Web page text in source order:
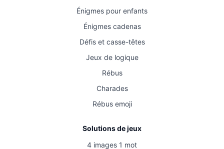
Énigmes pour enfants
Énigmes cadenas
Défis et casse-têtes
Jeux de logique
Rébus
Charades
Rébus emoji
Solutions de jeux
4 images 1 mot